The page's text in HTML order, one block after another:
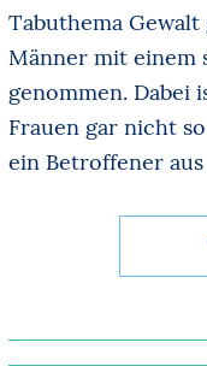
Tabuthema
Männer mit einem
genommen. Dabei
Frauen gar nicht
ein Betroffener